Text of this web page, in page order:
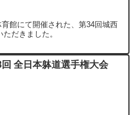
館にて開催された、第34回城西
だきました。
全日本躰道選手権大会